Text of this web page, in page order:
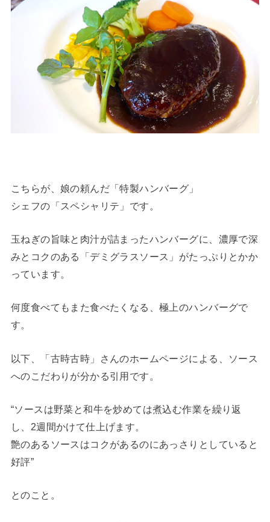
こちらが、娘の頼んだ「特製ハンバーグ」
シェフの「スペシャリテ」です。
玉ねぎの旨味と肉汁が詰まったハンバーグに、濃厚で深
みとコクのある「デミグラスソース」がたっぷりとかか
っています。
何度食べてもまた食べたくなる、極上のハンバーグで
す。
以下、「古時古時」さんのホームページによる、ソース
へのこだわりが分かる引用です。
“ソースは野菜と和牛を炒めては煮込む作業を繰り返
し、2週間かけて仕上げます。
艶のあるソースはコクがあるのにあっさりとしていると
好評”
とのこと。